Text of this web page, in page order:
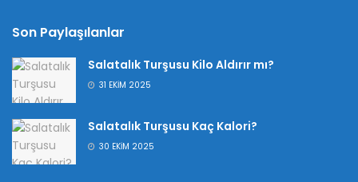
Son Paylaşılanlar
Salatalık Turşusu Kilo Aldırır mı?
31 EKIM 2025
Salatalık Turşusu Kaç Kalori?
30 EKIM 2025